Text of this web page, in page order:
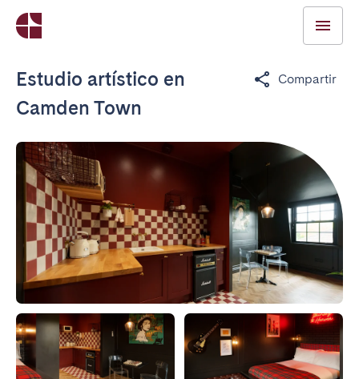
Estudio artístico en
Camden Town
Compartir